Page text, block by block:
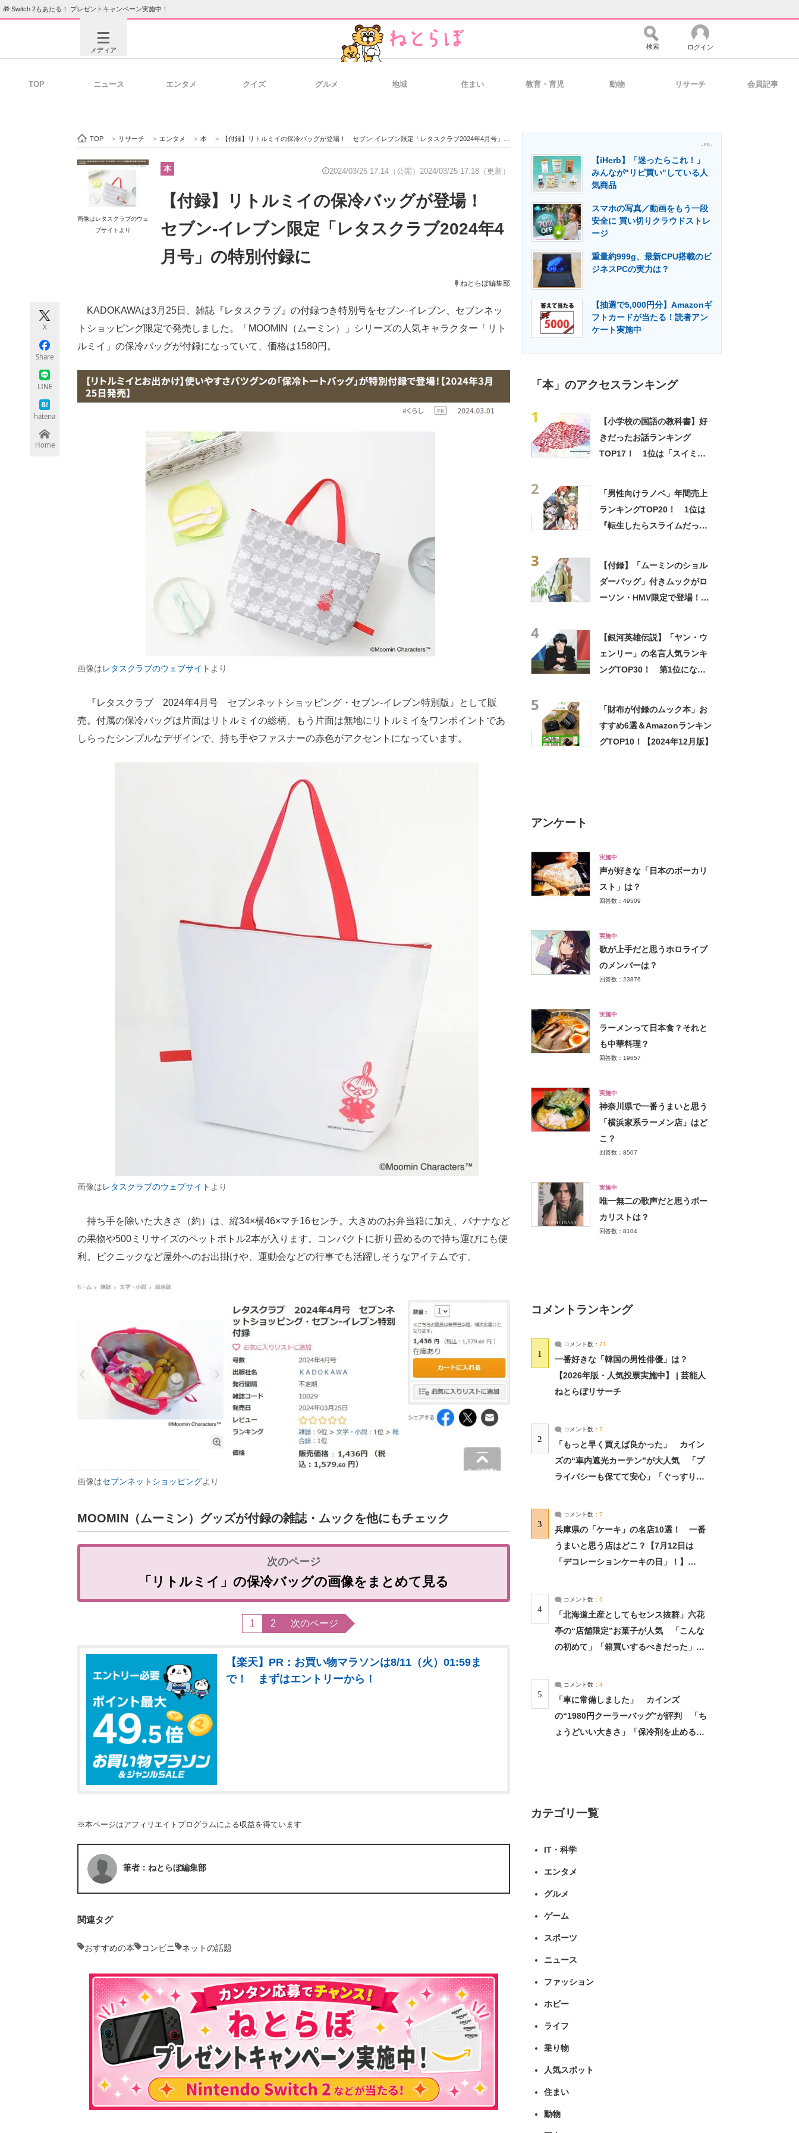
🎁 Switch 2もあたる！ プレゼントキャンペーン実施中！
メディア
ビジネスと働き方のヒント 経営リーダーのコミュニティ マーケ×ITの今がよく分かる
ITエンジニア向け専門サイト 企業向けIT製品の総合サイト IT製品の技術・比較・事例 製造業のIT導入・活用を支援
エネルギーの専門メディア 建設×テクノロジーの最前線
ちょっと気になるネットの話題
検索 ログイン
TOP ニュース エンタメ クイズ グルメ 地域 住まい 教育・育児 動物 リサーチ 会員記事
TOP > リサーチ > エンタメ > 本 > 【付録】リトルミイの保冷バッグが登場！ セブン-イレブン限定「レタスクラブ2024年4月号」の特別付録に
画像はレタスクラブのウェ
ブサイトより
本 2024/03/25 17:14（公開） 2024/03/25 17:18（更新）
【付録】リトルミイの保冷バッグが登場！
セブン-イレブン限定「レタスクラブ2024年4
月号」の特別付録に
ねとらぼ編集部
X
Share
LINE
hatena
Home
KADOKAWAは3月25日、雑誌『レタスクラブ』の付録つき特別号をセブン‐イレブン、セブンネッ
トショッピング限定で発売しました。「MOOMIN（ムーミン）」シリーズの人気キャラクター「リト
ルミイ」の保冷バッグが付録になっていて、価格は1580円。
画像はレタスクラブのウェブサイト より
『レタスクラブ 2024年4月号 セブンネットショッピング・セブン‐イレブン特別版』として販
売。付属の保冷バッグは片面はリトルミイの総柄、もう片面は無地にリトルミイをワンポイントであ
しらったシンプルなデザインで、持ち手やファスナーの赤色がアクセントになっています。
画像はレタスクラブのウェブサイト より
持ち手を除いた大きさ（約）は、縦34×横46×マチ16センチ。大きめのお弁当箱に加え、バナナなど
の果物や500ミリサイズのペットボトル2本が入ります。コンパクトに折り畳めるので持ち運びにも便
利。ピクニックなど屋外へのお出掛けや、運動会などの行事でも活躍しそうなアイテムです。
画像はセブンネットショッピングより
MOOMIN（ムーミン）グッズが付録の雑誌・ムックを他にもチェック
「リトルミイ」の保冷バッグの画像をまとめて見る
1 2 次のページ
【楽天】PR：お買い物マラソンは8/11（火）01:59ま
で！ まずはエントリーから！
※本ページはアフィリエイトプログラムによる収益を得ています
筆者：ねとらぼ編集部
関連タグ
おすすめの本 コンビニ ネットの話題
- PR -
【iHerb】「迷ったらこれ！」
みんなが"リピ買い"している人
気商品
スマホの写真／動画をもう一段
安全に 買い切りクラウドストレ
ージ
重量約999g、最新CPU搭載のビ
ジネスPCの実力は？
【抽選で5,000円分】Amazonギ
フトカードが当たる！読者アン
ケート実施中
「本」のアクセスランキング
1
【小学校の国語の教科書】好
きだったお話ランキング
TOP17！ 1位は「スイミ
2
「男性向けラノベ」年間売上
ランキングTOP20！ 1位は
『転生したらスライムだった
3
【付録】「ムーミンのショル
ダーバッグ」付きムックがロ
ーソン・HMV限定で登場！
4
【銀河英雄伝説】「ヤン・ウ
ェンリー」の名言人気ランキ
ングTOP30！ 第1位になっ
5
「財布が付録のムック本」お
すすめ6選＆Amazonランキン
グTOP10！【2024年12月版】
アンケート
実施中
声が好きな「日本のボーカリ
スト」は？
回答数：49509
実施中
歌が上手だと思うホロライブ
のメンバーは？
回答数：23876
実施中
ラーメンって日本食？それと
も中華料理？
回答数：19657
実施中
神奈川県で一番うまいと思う
「横浜家系ラーメン店」はど
こ？
回答数：8507
実施中
唯一無二の歌声だと思うボー
カリストは？
回答数：8104
コメントランキング
1
コメント数： 21
一番好きな「韓国の男性俳優」は？
【2026年版・人気投票実施中】 | 芸能人
ねとらぼリサーチ
2
コメント数： 7
「もっと早く買えば良かった」 カイン
ズの“車内遮光カーテン”が大人気 「プ
ライバシーも保てて安心」「ぐっすり眠
3
コメント数： 7
兵庫県の「ケーキ」の名店10選！ 一番
うまいと思う店はどこ？【7月12日は
「デコレーションケーキの日」！】
4
コメント数： 5
「北海道土産としてもセンス抜群」六花
亭の“店舗限定”お菓子が人気 「こんな
の初めて」「箱買いするべきだった」
5
コメント数： 4
「車に常備しました」 カインズ
の“1980円クーラーバッグ”が評判 「ち
ょうどいい大きさ」「保冷剤を止めるベ
カテゴリ一覧
IT・科学
エンタメ
グルメ
ゲーム
スポーツ
ニュース
ファッション
ホビー
ライフ
乗り物
人気スポット
住まい
動物